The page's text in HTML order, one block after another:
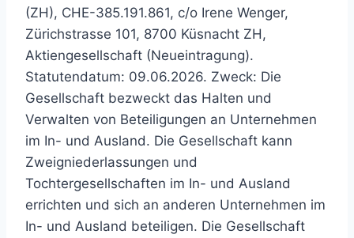
(ZH), CHE-385.191.861, c/o Irene Wenger,
Zürichstrasse 101, 8700 Küsnacht ZH,
Aktiengesellschaft (Neueintragung).
Statutendatum: 09.06.2026. Zweck: Die
Gesellschaft bezweckt das Halten und
Verwalten von Beteiligungen an Unternehmen
im In- und Ausland. Die Gesellschaft kann
Zweigniederlassungen und
Tochtergesellschaften im In- und Ausland
errichten und sich an anderen Unternehmen im
In- und Ausland beteiligen. Die Gesellschaft